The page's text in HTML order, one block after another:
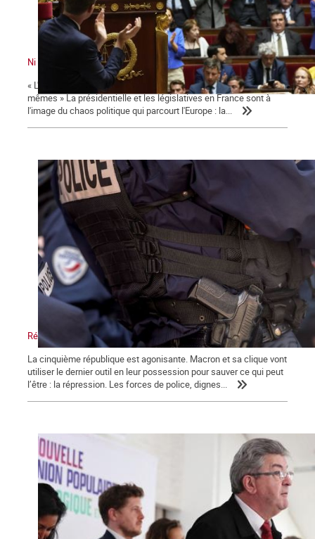
Ni le gouvernement ni l'Assemblée ne nous représente !
« L'émancipation des travailleurs sera l'œuvre des travailleurs eux-
mêmes » La présidentielle et les législatives en France sont à
l'image du chaos politique qui parcourt l'Europe : la...
Répression, maître-mot de la macronie.
La cinquième république est agonisante. Macron et sa clique vont
utiliser le dernier outil en leur possession pour sauver ce qui peut
l’être : la répression. Les forces de police, dignes...